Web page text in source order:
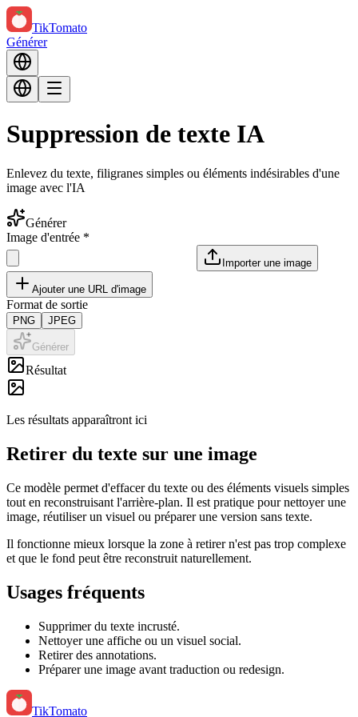
TikTomato
Générer
Suppression de texte IA
Enlevez du texte, filigranes simples ou éléments indésirables d'une
image avec l'IA
Générer
Image d'entrée *
Importer une image
Ajouter une URL d'image
Format de sortie
PNG JPEG
Générer
Résultat
Les résultats apparaîtront ici
Retirer du texte sur une image
Ce modèle permet d'effacer du texte ou des éléments visuels simples
tout en reconstruisant l'arrière-plan. Il est pratique pour nettoyer une
image, réutiliser un visuel ou préparer une version sans texte.
Il fonctionne mieux lorsque la zone à retirer n'est pas trop complexe
et que le fond peut être reconstruit naturellement.
Usages fréquents
Supprimer du texte incrusté.
Nettoyer une affiche ou un visuel social.
Retirer des annotations.
Préparer une image avant traduction ou redesign.
TikTomato